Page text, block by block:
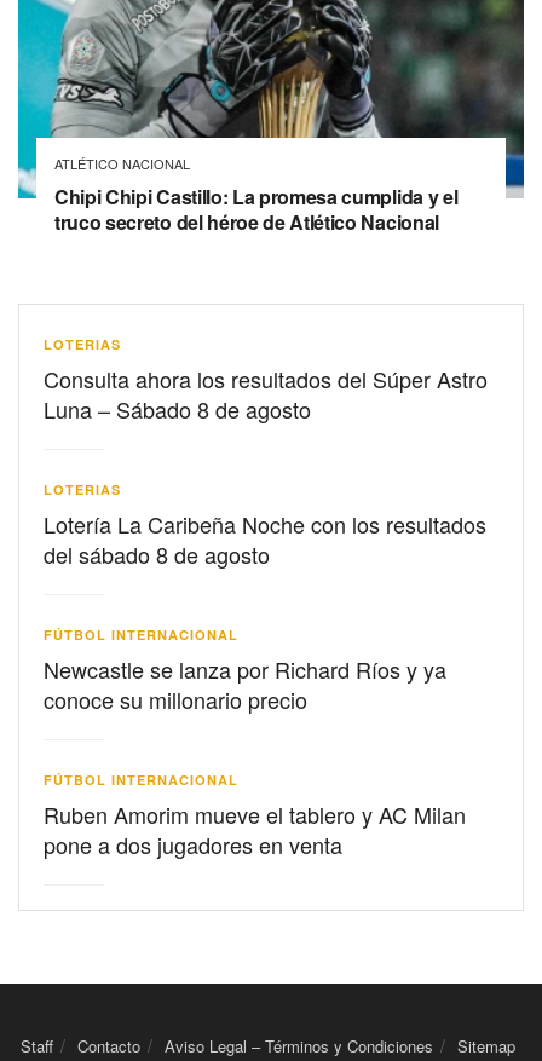
ATLÉTICO NACIONAL
Chipi Chipi Castillo: La promesa cumplida y el
truco secreto del héroe de Atlético Nacional
LOTERIAS
Consulta ahora los resultados del Súper Astro
Luna – Sábado 8 de agosto
LOTERIAS
Lotería La Caribeña Noche con los resultados
del sábado 8 de agosto
FÚTBOL INTERNACIONAL
Newcastle se lanza por Richard Ríos y ya
conoce su millonario precio
FÚTBOL INTERNACIONAL
Ruben Amorim mueve el tablero y AC Milan
pone a dos jugadores en venta
Staff Contacto Aviso Legal – Términos y Condiciones Sitemap